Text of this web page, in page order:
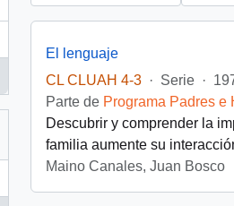
El lenguaje
CL CLUAH 4-3 · Serie ·
Parte de Programa Padres e
Descubrir y comprender la
familia aumente su
Maino Canales, Juan Bosco